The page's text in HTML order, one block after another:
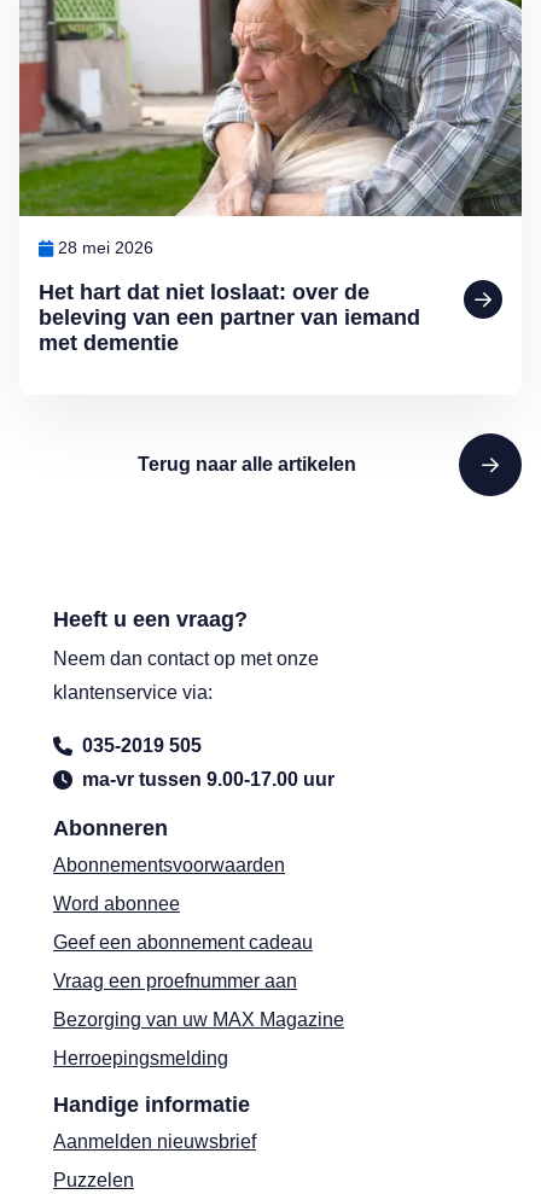
Het hart dat niet loslaat: over de
beleving van een partner van iemand
met dementie
28 mei 2026
Terug naar alle artikelen
Abonneren
Abonnementsvoorwaarden
Word abonnee
Geef een abonnement cadeau
Vraag een proefnummer aan
Bezorging van uw MAX Magazine
Herroepingsmelding
Handige informatie
Aanmelden nieuwsbrief
Puzzelen
Heeft u een vraag?
Neem dan contact op met onze
klantenservice via:
035-2019 505
ma-vr tussen 9.00-17.00 uur